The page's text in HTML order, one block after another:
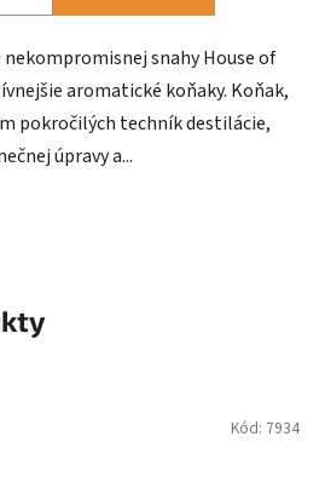
snahy House of
aromatické koňaky. Koňak,
pokročilých techník destilácie,
úpravy a...
Kód: 7934